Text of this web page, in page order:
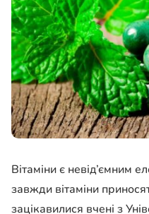
Вітаміни є невід’ємним
завжди вітаміни
зацікавилися вчені з